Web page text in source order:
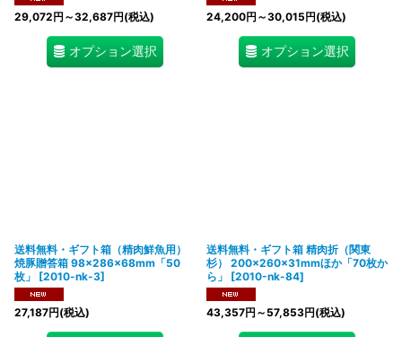
29,072円 ～32,687円(税込)
オプション選択
24,200円 ～30,015円(税込)
オプション選択
送料無料・ギフト箱（精肉鮮魚用）
焼豚贈答箱 98×286×68mm「50
枚」
[2010-nk-3]
27,187円(税込)
送料無料・ギフト箱 精肉折（関東
杉） 200×260×31mmほか「70枚か
ら」
[2010-nk-84]
43,357円 ～57,853円(税込)